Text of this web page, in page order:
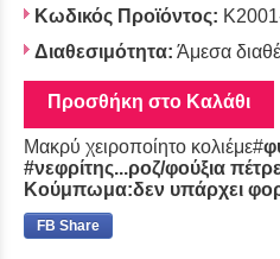
Κωδικός Προϊόντος:
Διαθεσιμότητα: Άμεσα
Προσθήκη στο Καλάθι
Μακρύ χειροποίητο κολιέμε#
#νεφρίτης...ροζ/φούξια
Κούμπωμα:δεν υπάρχει
FB Share